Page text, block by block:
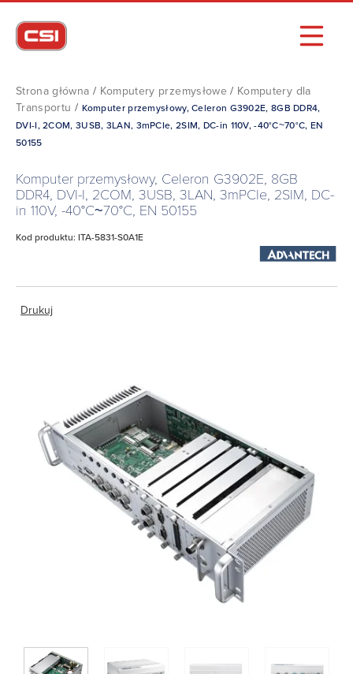
Strona główna / Komputery przemysłowe / Komputery dla
Transportu / Komputer przemysłowy, Celeron G3902E, 8GB DDR4,
DVI-I, 2COM, 3USB, 3LAN, 3mPCIe, 2SIM, DC-in 110V, -40°C~70°C, EN
50155
Komputer przemysłowy, Celeron G3902E, 8GB
DDR4, DVI-I, 2COM, 3USB, 3LAN, 3mPCIe, 2SIM, DC-
in 110V, -40°C~70°C, EN 50155
Kod produktu: ITA-5831-S0A1E
Drukuj